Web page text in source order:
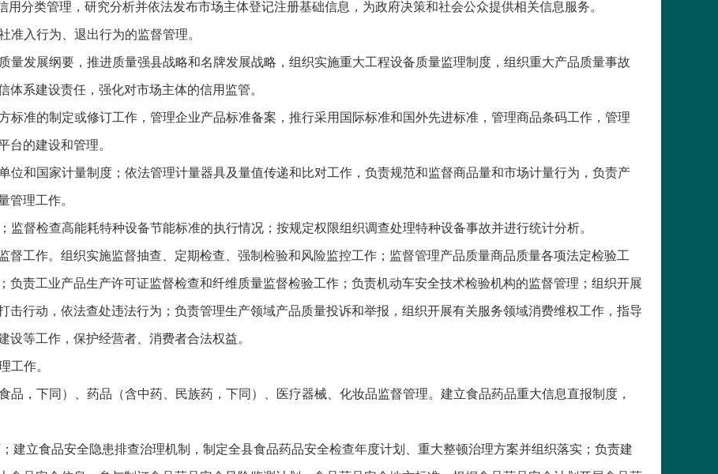
分类管理，研究分析并依法发布市场主体登记注册基础信息，为政府决策和社会公众提供相关信息服务。
入行为、退出行为的监督管理。
量发展纲要，推进质量强县战略和名牌发展战略，组织实施重大工程设备质量监理制度，组织重大产品质量事故
系建设责任，强化对市场主体的信用监管。
标准的制定或修订工作，管理企业产品标准备案，推行采用国际标准和国外先进标准，管理商品条码工作，管理
的建设和管理。
位和国家计量制度；依法管理计量器具及量值传递和比对工作，负责规范和监督商品量和市场计量行为，负责产
理工作。
监督检查高能耗特种设备节能标准的执行情况；按规定权限组织调查处理特种设备事故并进行统计分析。
督工作。组织实施监督抽查、定期检查、强制检验和风险监控工作；监督管理产品质量商品质量各项法定检验工
负责工业产品生产许可证监督检查和纤维质量监督检验工作；负责机动车安全技术检验机构的监督管理；组织开展
击行动，依法查处违法行为；负责管理生产领域产品质量投诉和举报，组织开展有关服务领域消费维权工作，指导
等工作，保护经营者、消费者合法权益。
工作。
品，下同）、药品（含中药、民族药，下同）、医疗器械、化妆品监督管理。建立食品药品重大信息直报制度，
建立食品安全隐患排查治理机制，制定全县食品药品安全检查年度计划、重大整顿治理方案并组织落实；负责建